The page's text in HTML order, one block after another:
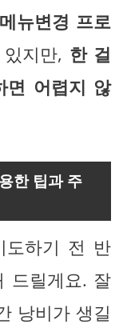
뉴변경 프로
지만, 한 걸
면 어렵지 않
한 팁과 주
도하기 전 반
드릴게요. 잘
낭비가 생길